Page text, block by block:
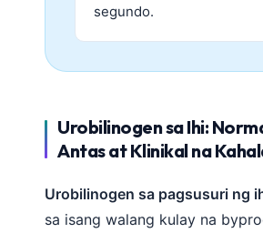
segundo.
Urobilinogen sa Ihi:
Antas at Klinikal na
Urobilinogen sa pagsusuri ng
sa isang walang kulay na